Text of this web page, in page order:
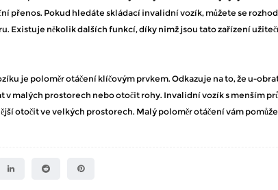
přenos. Pokud hledáte skládací invalidní vozík, můžete se
Existuje několik dalších funkcí, díky nimž jsou tato zařízení
je poloměr otáčení klíčovým prvkem. Odkazuje na to, že u-
v malých prostorech nebo otočit rohy. Invalidní vozík s menším
otočit ve velkých prostorech. Malý poloměr otáčení vám